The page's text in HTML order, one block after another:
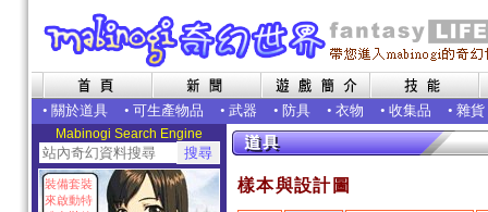
• 關於道具 • 可生產物品 • 武器 • 防具 • 衣物 • 收集品 • 雜貨
Mabinogi Search Engine
裝備套裝
來啟動特
樣本與設計圖